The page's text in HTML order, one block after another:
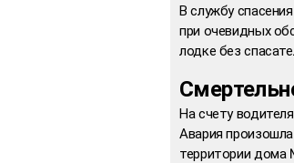
В службу
при очевидных
лодке без
На счету
Авария
территории дома